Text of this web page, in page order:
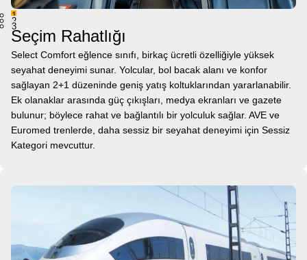
1
2
3
Seçim Rahatlığı
Select Comfort eğlence sınıfı, birkaç ücretli özelliğiyle yüksek
seyahat deneyimi sunar. Yolcular, bol bacak alanı ve konfor
sağlayan 2+1 düzeninde geniş yatış koltuklarından yararlanabilir.
Ek olanaklar arasında güç çıkışları, medya ekranları ve gazete
bulunur; böylece rahat ve bağlantılı bir yolculuk sağlar. AVE ve
Euromed trenlerde, daha sessiz bir seyahat deneyimi için Sessiz
Kategori mevcuttur.